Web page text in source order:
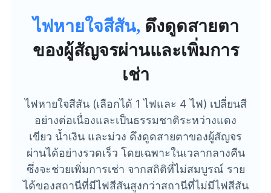
ไฟหายใจสีสัน, ดึงดูดสายตา
ของผู้สัญจรผ่านและเพิ่มการ
เช่า
ไฟหายใจสีสัน (เลือกได้ 1 ไฟและ 4 ไฟ) เปลี่ยนสี
อย่างต่อเนื่องและเป็นธรรมชาติระหว่างแดง
เขียว น้ำเงิน และม่วง ดึงดูดสายตาของผู้สัญจร
ผ่านได้อย่างรวดเร็ว โดยเฉพาะในเวลากลางคืน
ซึ่งจะช่วยเพิ่มการเช่า จากสถิติที่ไม่สมบูรณ์ ราย
ได้ของสถานีที่มีไฟสีสันสูงกว่าสถานีที่ไม่มีไฟสีสัน